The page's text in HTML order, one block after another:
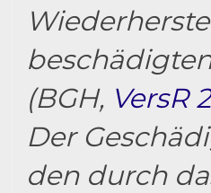
(BGH, VersR
Der
den durch